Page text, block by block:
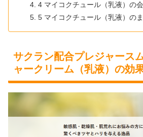
4 マイコクチュール（乳液）の
5 マイコクチュール（乳液）の
サクラン配合プレジャース
ャークリーム（乳液）の効